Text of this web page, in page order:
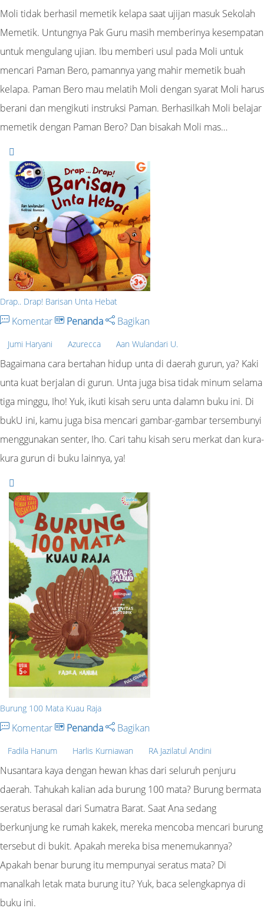
Moli tidak berhasil memetik kelapa saat ujijan masuk Sekolah
Memetik. Untungnya Pak Guru masih memberinya kesempatan
untuk mengulang ujian. Ibu memberi usul pada Moli untuk
mencari Paman Bero, pamannya yang mahir memetik buah
kelapa. Paman Bero mau melatih Moli dengan syarat Moli harus
berani dan mengikuti instruksi Paman. Berhasilkah Moli belajar
memetik dengan Paman Bero? Dan bisakah Moli mas…
Drap.. Drap! Barisan Unta Hebat
Komentar Penanda Bagikan
Jumi Haryani Azurecca Aan Wulandari U.
Bagaimana cara bertahan hidup unta di daerah gurun, ya? Kaki
unta kuat berjalan di gurun. Unta juga bisa tidak minum selama
tiga minggu, Iho! Yuk, ikuti kisah seru unta dalamn buku ini. Di
bukU ini, kamu juga bisa mencari gambar-gambar tersembunyi
menggunakan senter, Iho. Cari tahu kisah seru merkat dan kura-
kura gurun di buku lainnya, ya!
Burung 100 Mata Kuau Raja
Komentar Penanda Bagikan
Fadila Hanum Harlis Kurniawan RA Jazilatul Andini
Nusantara kaya dengan hewan khas dari seluruh penjuru
daerah. Tahukah kalian ada burung 100 mata? Burung bermata
seratus berasal dari Sumatra Barat. Saat Ana sedang
berkunjung ke rumah kakek, mereka mencoba mencari burung
tersebut di bukit. Apakah mereka bisa menemukannya?
Apakah benar burung itu mempunyai seratus mata? Di
manalkah letak mata burung itu? Yuk, baca selengkapnya di
buku ini.